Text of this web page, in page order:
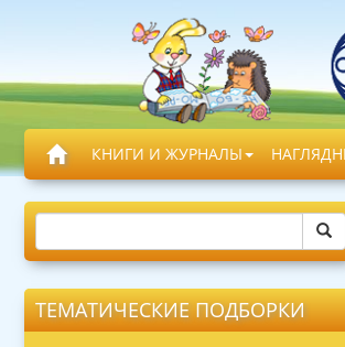
КНИГИ И ЖУРНАЛЫ
ТЕМАТИЧЕСКИЕ ПОДБОРКИ